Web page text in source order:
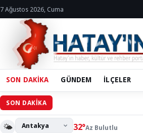
7 Ağustos 2026, Cuma
SON DAKİKA GÜNDEM İLÇELER
SON DAKİKA
🌤️ 32°Az Bulutlu